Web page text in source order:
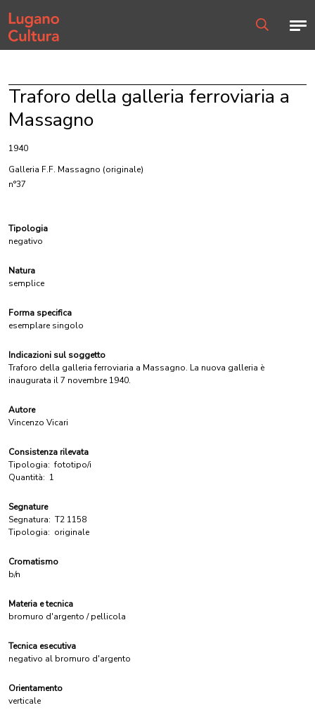
Home page
Traforo della galleria ferroviaria a
Massagno
1940
Galleria F.F. Massagno (originale)
n°37
Tipologia
negativo
Natura
semplice
Forma specifica
esemplare singolo
Indicazioni sul soggetto
Traforo della galleria ferroviaria a Massagno. La nuova galleria è
inaugurata il 7 novembre 1940.
Autore
Vincenzo Vicari
Consistenza rilevata
Tipologia: fototipo/i
Quantità: 1
Segnature
Segnatura: T2 1158
Tipologia: originale
Cromatismo
b/n
Materia e tecnica
bromuro d'argento / pellicola
Tecnica esecutiva
negativo al bromuro d'argento
Orientamento
verticale